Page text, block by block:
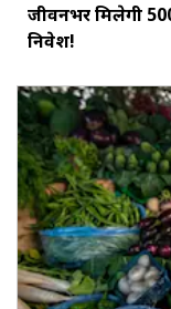
जीवनभर मिलेगी
निवेश!